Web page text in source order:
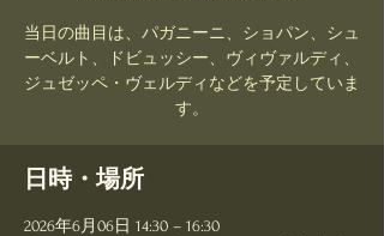
当日の曲目は、パガニーニ、ショパン、シュ
ーベルト、ドビュッシー、ヴィヴァルディ、
ジュゼッペ・ヴェルディなどを予定していま
す。
日時・場所
2026年6月06日 14:30 – 16:30